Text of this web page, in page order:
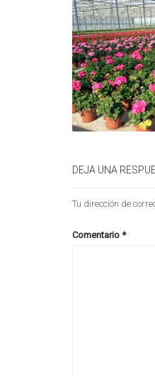
DEJA UNA
Tu dirección de
Comentario *